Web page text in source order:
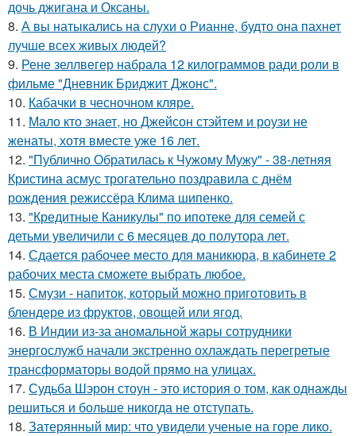
дочь джигана и Оксаны.
8. А вы натыкались на слухи о Рианне, будто она пахнет
лучше всех живых людей?
9. Рене зеллвегер набрала 12 килограммов ради роли в
фильме "Дневник Бриджит Джонс".
10. Кабачки в чесночном кляре.
11. Мало кто знает, но Джейсон стэйтем и роузи не
женаты, хотя вместе уже 16 лет.
12. "Публично Обратилась к Чужому Мужу" - 38-летняя
Кристина асмус трогательно поздравила с днём
рождения режиссёра Клима шипенко.
13. "Кредитные Каникулы" по ипотеке для семей с
детьми увеличили с 6 месяцев до полутора лет.
14. Сдается рабочее место для маникюра, в кабинете 2
рабочих места сможете выбрать любое.
15. Смузи - напиток, который можно приготовить в
блендере из фруктов, овощей или ягод.
16. В Индии из-за аномальной жары сотрудники
энергослужб начали экстренно охлаждать перегретые
трансформаторы водой прямо на улицах.
17. Судьба Шэрон стоун - это история о том, как однажды
решиться и больше никогда не отступать.
18. Затерянный мир: что увидели ученые на горе лико.